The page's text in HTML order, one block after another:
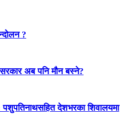
?
अब पनि मौन बस्ने?
पशुपतिनाथसहित देशभरका शिवालयमा